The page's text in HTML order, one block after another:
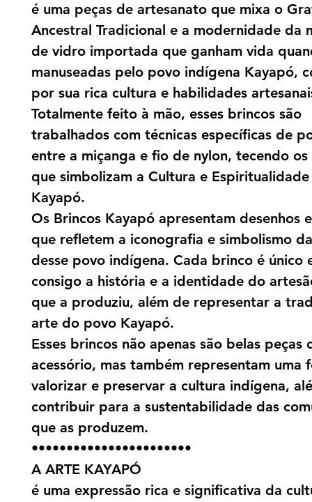
é uma peças de artesanato que mixa o
Ancestral Tradicional e a modernidade da
de vidro importada que ganham vida
manuseadas pelo povo indígena Kayapó,
por sua rica cultura e habilidades
Totalmente feito à mão, esses brincos são
trabalhados com técnicas específicas de
entre a miçanga e fio de nylon, tecendo os
que simbolizam a Cultura e
Kayapó.
Os Brincos Kayapó apresentam desenhos
que refletem a iconografia e simbolismo
desse povo indígena. Cada brinco é único
consigo a história e a identidade do
que a produziu, além de representar a
arte do povo Kayapó.
Esses brincos não apenas são belas peças
acessório, mas também representam uma
valorizar e preservar a cultura indígena,
contribuir para a sustentabilidade das
que as produzem.
•••••••••••••••••••••••
A ARTE KAYAPÓ
é uma expressão rica e significativa da